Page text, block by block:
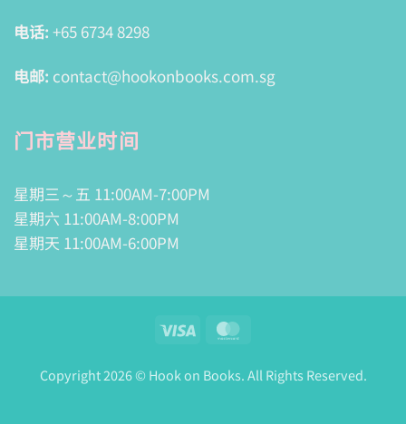
电话: +65 6734 8298
电邮: contact@hookonbooks.com.sg
门市营业时间
星期三～五 11:00AM-7:00PM
星期六 11:00AM-8:00PM
星期天 11:00AM-6:00PM
Visa
Copyright 2026 © Hook on Books. All Rights Reserved.